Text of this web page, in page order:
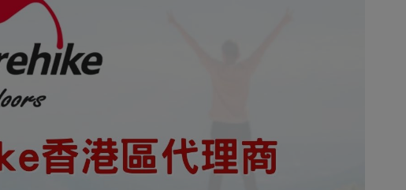
戶外衣物
生活電器 居家生活 派對必備